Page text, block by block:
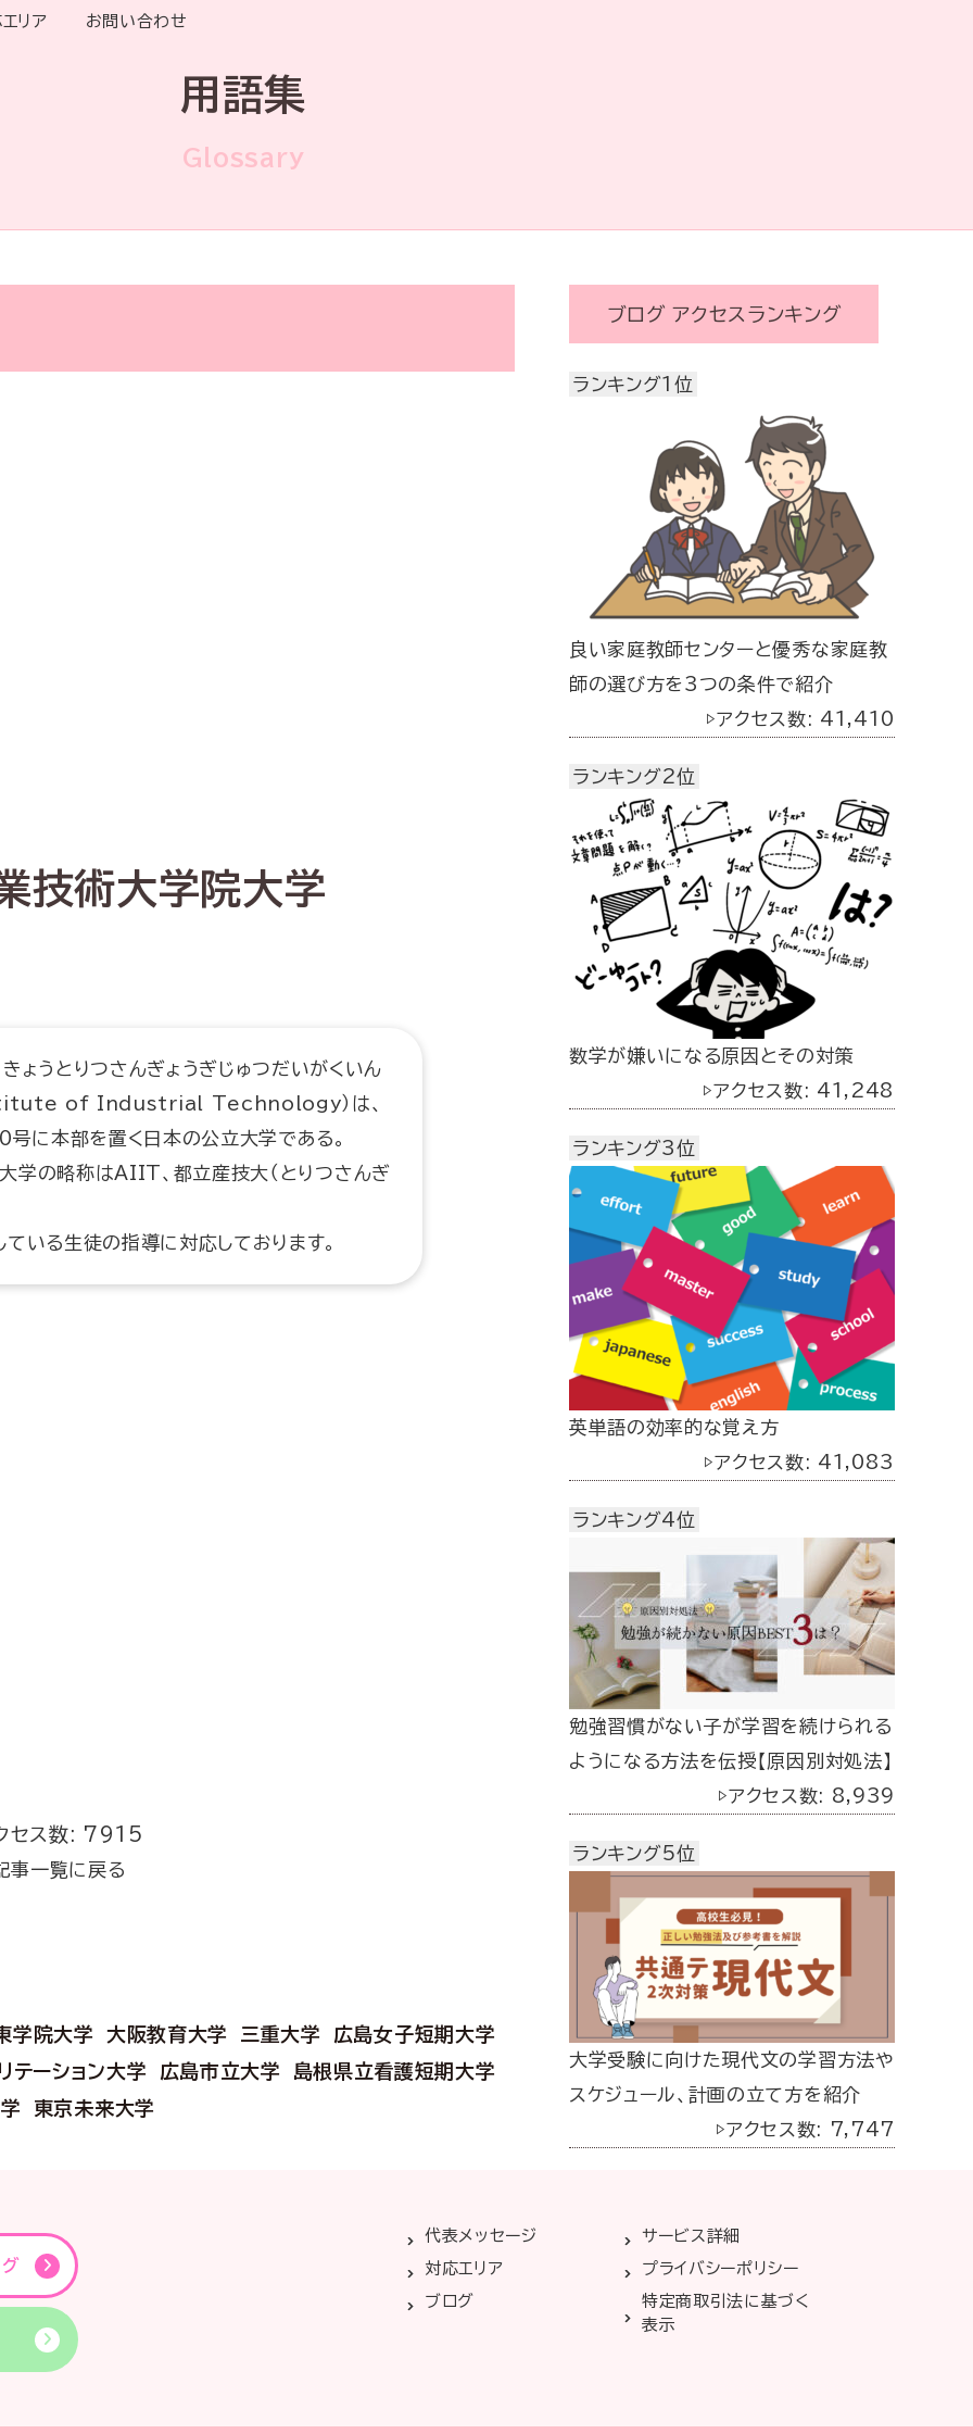
リア お問い合わせ
用語集
Glossary
技術大学院大学
ょうとりつさんぎょうぎじゅつだいがくいん
of Industrial Technology）は、
に本部を置く日本の公立大学である。
の略称はAIIT、都立産技大（とりつさんぎ
いる生徒の指導に対応しております。
セス数: 7915
事一覧に戻る
学院大学 大阪教育大学 三重大学
広島女子短期大学
テーション大学
広島市立大学
島根県立看護短期大学
東京未来大学
ブログ アクセスランキング
ランキング1位
良い家庭教師センターと優秀な家庭教
師の選び方を3つの条件で紹介
▷アクセス数: 41,410
ランキング2位
数学が嫌いになる原因とその対策
▷アクセス数: 41,248
ランキング3位
英単語の効率的な覚え方
▷アクセス数: 41,083
ランキング4位
勉強習慣がない子が学習を続けられる
ようになる方法を伝授【原因別対処法】
▷アクセス数: 8,939
ランキング5位
大学受験に向けた現代文の学習方法や
スケジュール、計画の立て方を紹介
▷アクセス数: 7,747
代表メッセージ
サービス詳細
対応エリア
プライバシーポリシー
ブログ
特定商取引法に基づく
表示